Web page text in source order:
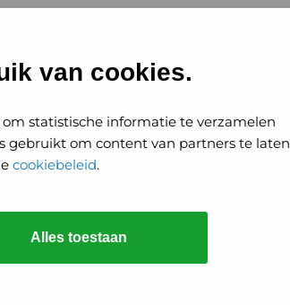
van cookies.
statistische informatie te verzamelen
gebruikt om content van partners te laten
cookiebeleid.
Alles toestaan